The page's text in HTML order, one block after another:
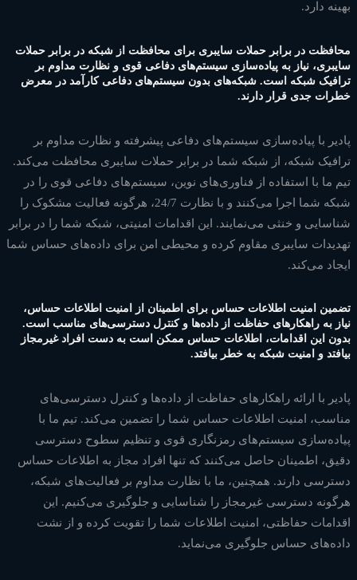
بهینه دارد.
محافظت در برابر حملات سایبری برای محافظت از شبکه در برابر حملات
سایبری، نیاز به پیاده‌سازی سیستم‌های دفاعی قوی و نظارت مداوم بر
ترافیک شبکه است. شبکه‌های بدون سیستم‌های دفاعی کارآمد در معرض
خطرات جدی قرار دارند.
پادیر با پیاده‌سازی سیستم‌های دفاعی پیشرفته و نظارت مداوم بر
ترافیک شبکه، از شبکه شما در برابر حملات سایبری محافظت می‌کند.
تیم ما با استفاده از فناوری‌های نوین، سیستم‌های دفاعی قوی را در
شبکه شما اجرا می‌کنند و با نظارت 24/7، هرگونه فعالیت مشکوک را
شناسایی و خنثی می‌نمایند. این اقدامات امنیتی، شبکه شما را در برابر
تهدیدات سایبری مقاوم کرده و محیطی امن برای داده‌های حساس شما
ایجاد می‌کند.
تضمین امنیت اطلاعات حساس برای اطمینان از امنیت اطلاعات حساس،
نیاز به راهکارهای حفاظت از داده‌ها و کنترل دسترسی‌های مناسب است.
بدون این اقدامات، اطلاعات حساس ممکن است به دست افراد غیرمجاز
بیافتد و امنیت شبکه به خطر بیافتد.
پادیر با ارائه راهکارهای حفاظت از داده‌ها و کنترل دسترسی‌های
مناسب، امنیت اطلاعات حساس شما را تضمین می‌کند. تیم ما با
پیاده‌سازی سیستم‌های رمزنگاری قوی و تنظیم سطوح دسترسی
دقیق، اطمینان حاصل می‌کنند که تنها افراد مجاز به اطلاعات حساس
دسترسی دارند. همچنین، ما با نظارت مداوم بر فعالیت‌های شبکه،
هرگونه دسترسی غیرمجاز را شناسایی و جلوگیری می‌کنیم. این
اقدامات حفاظتی، امنیت اطلاعات شما را تقویت کرده و از نشت
داده‌های حساس جلوگیری می‌نماید.